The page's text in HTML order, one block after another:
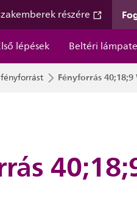
részére
lépések
Beltéri
Fényforrás 40;18;9